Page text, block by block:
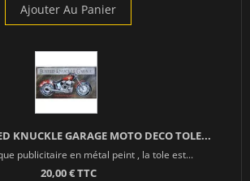
Ajouter Au Panier
KNUCKLE GARAGE MOTO DECO TOLE...
publicitaire en métal peint , la tole est...
20,00 € TTC